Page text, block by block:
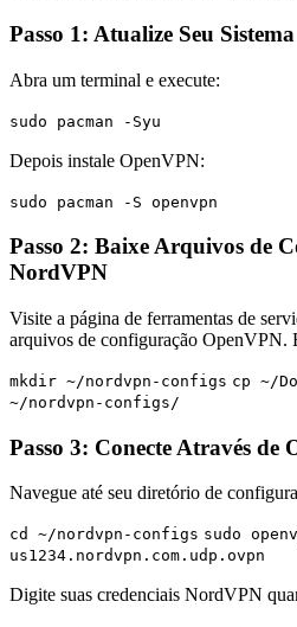
Passo 1: Atualize Seu Sistema
Abra um terminal e execute:
sudo pacman -Syu
Depois instale OpenVPN:
sudo pacman -S openvpn
Passo 2: Baixe Arquivos de
NordVPN
Visite a página de ferramentas de
arquivos de configuração OpenVPN.
mkdir ~/nordvpn-configs cp ~/
~/nordvpn-configs/
Passo 3: Conecte Através de
Navegue até seu diretório de
cd ~/nordvpn-configs sudo
us1234.nordvpn.com.udp.ovpn
Digite suas credenciais NordVPN